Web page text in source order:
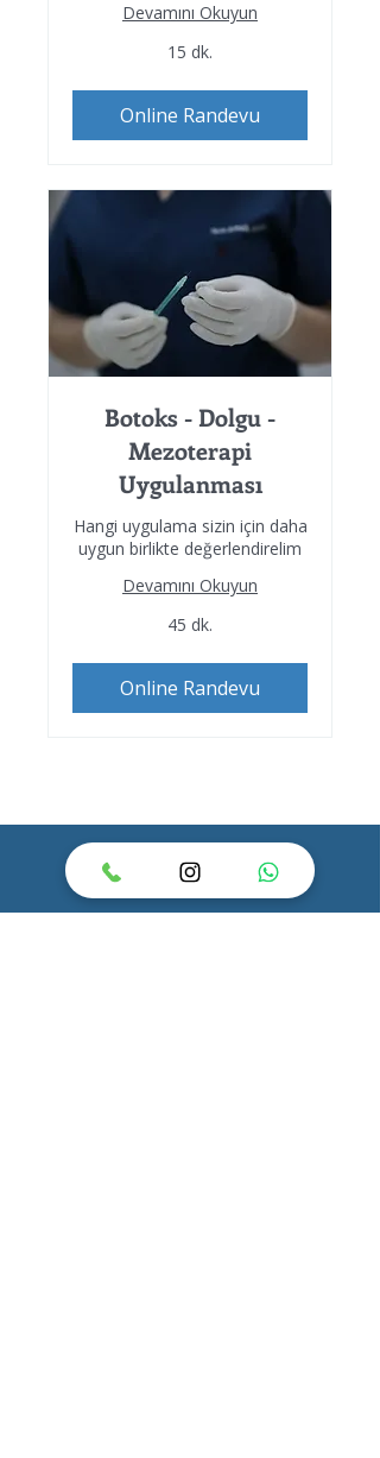
Devamını Okuyun
15 dk.
Online Randevu
Botoks - Dolgu -
Mezoterapi
Uygulanması
Hangi uygulama sizin için daha
uygun birlikte değerlendirelim
Devamını Okuyun
45 dk.
Online Randevu
İLETİŞİM